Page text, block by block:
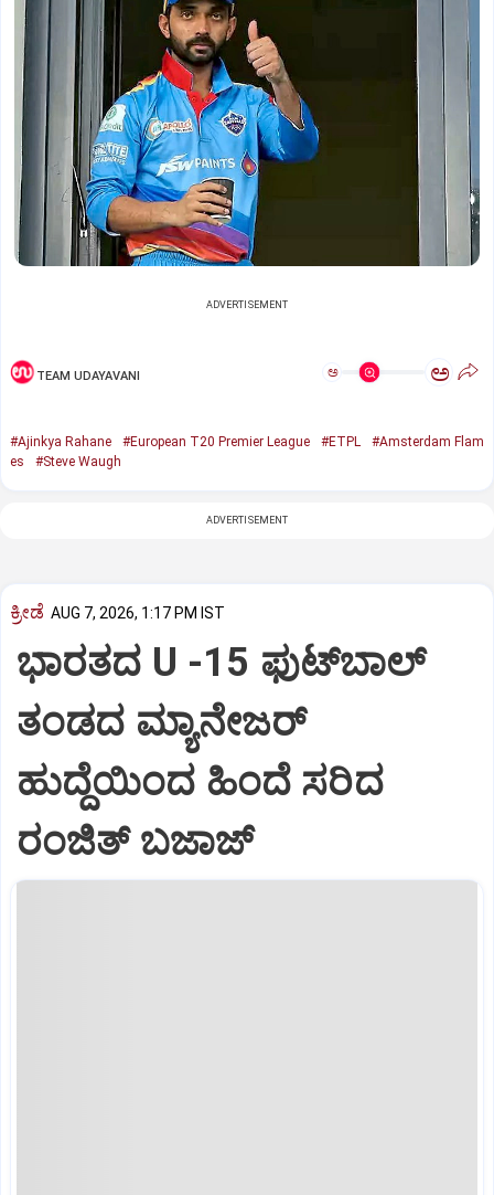
ADVERTISEMENT
TEAM UDAYAVANI ಅ ಅ
#Ajinkya Rahane #European T20 Premier League #ETPL
#Amsterdam Flam
es
#Steve Waugh
ADVERTISEMENT
ಕ್ರೀಡೆ AUG 7, 2026, 1:17 PM IST
ಭಾರತದ U -15 ಫುಟ್‌ಬಾಲ್
ತಂಡದ ಮ್ಯಾನೇಜರ್‌
ಹುದ್ದೆಯಿಂದ ಹಿಂದೆ ಸರಿದ
ರಂಜಿತ್‌ ಬಜಾಜ್‌